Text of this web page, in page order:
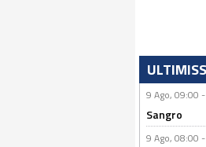
9 Ago, 09:00 -
Sangro
9 Ago, 08:00 -